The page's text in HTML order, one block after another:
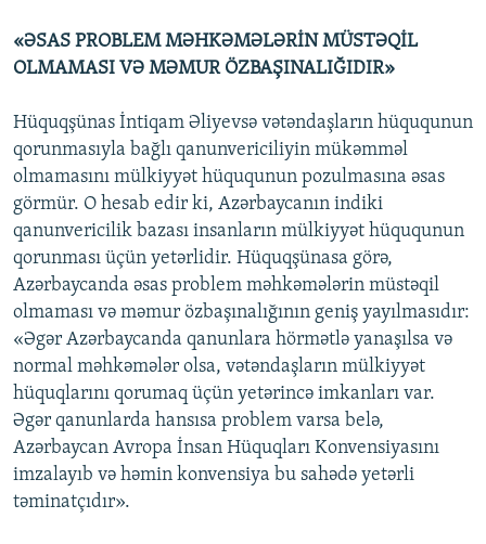
«ƏSAS PROBLEM MƏHKƏMƏLƏRİN MÜSTƏQİL
OLMAMASI VƏ MƏMUR ÖZBAŞINALIĞIDIR»
Hüquqşünas İntiqam Əliyevsə vətəndaşların hüququnun
qorunmasıyla bağlı qanunvericiliyin mükəmməl
olmamasını mülkiyyət hüququnun pozulmasına əsas
görmür. O hesab edir ki, Azərbaycanın indiki
qanunvericilik bazası insanların mülkiyyət hüququnun
qorunması üçün yetərlidir. Hüquqşünasa görə,
Azərbaycanda əsas problem məhkəmələrin müstəqil
olmaması və məmur özbaşınalığının geniş yayılmasıdır:
«Əgər Azərbaycanda qanunlara hörmətlə yanaşılsa və
normal məhkəmələr olsa, vətəndaşların mülkiyyət
hüquqlarını qorumaq üçün yetərincə imkanları var.
Əgər qanunlarda hansısa problem varsa belə,
Azərbaycan Avropa İnsan Hüquqları Konvensiyasını
imzalayıb və həmin konvensiya bu sahədə yetərli
təminatçıdır».